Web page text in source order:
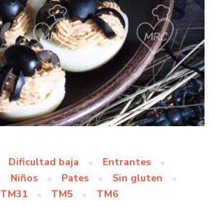
Dificultad baja
Entrantes
Niños Pates
Sin gluten
TM31
TM5 TM6